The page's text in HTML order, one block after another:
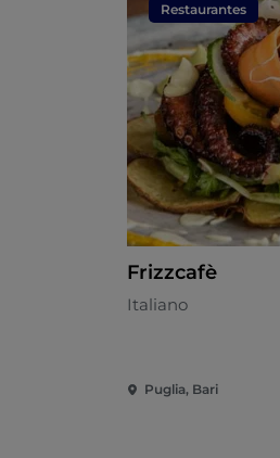
Restaurantes
Frizzcafè
Italiano
Puglia, Bari